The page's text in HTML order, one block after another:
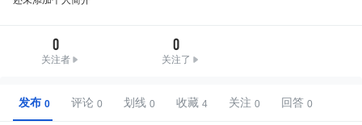
0
关注者
0
关注了
发布 评论 划线 收藏 关注 回答